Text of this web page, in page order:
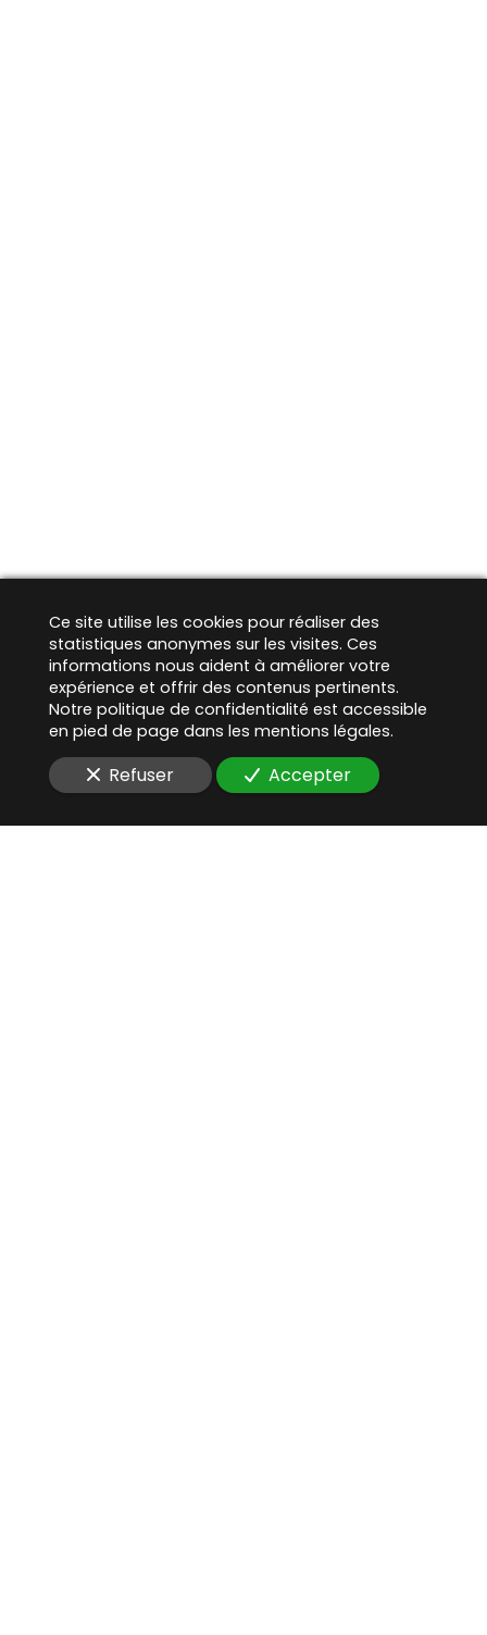
Ce site utilise les cookies pour réaliser des
statistiques anonymes sur les visites. Ces
informations nous aident à améliorer votre
expérience et offrir des contenus pertinents.
Notre politique de confidentialité est accessible
en pied de page dans les mentions légales.
Refuser Accepter